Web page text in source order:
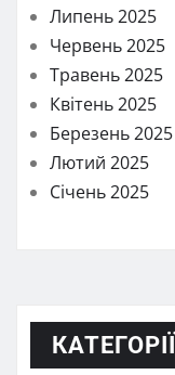
Липень 2025
Червень 2025
Травень 2025
Квітень 2025
Березень 2025
Лютий 2025
Січень 2025
КАТЕГОРІЇ